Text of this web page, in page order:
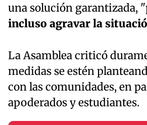
una solución garantizada, "
incluso agravar la
La Asamblea criticó
medidas se estén
con las comunidades, en
apoderados y estudiantes.